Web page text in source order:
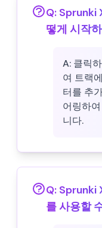
Q: Sprunki
떻게 시작
A: 클릭
여 트랙
터를 추
어링하
니다.
Q: Sprunki
를 사용할